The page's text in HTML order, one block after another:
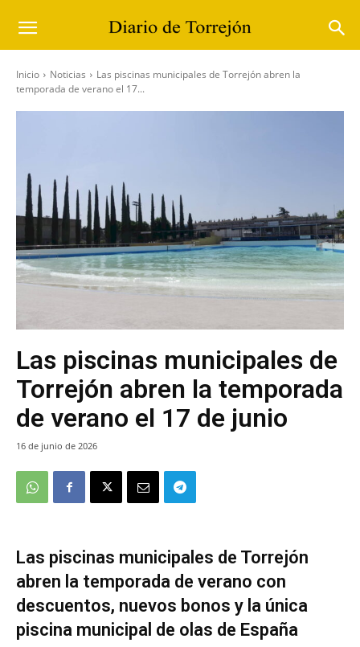
Inicio Noticias
Las piscinas municipales de Torrejón abren la
temporada de verano el 17...
Las piscinas municipales de
Torrejón abren la temporada
de verano el 17 de junio
16 de junio de 2026
Las piscinas municipales de Torrejón
abren la temporada de verano con
descuentos, nuevos bonos y la única
piscina municipal de olas de España